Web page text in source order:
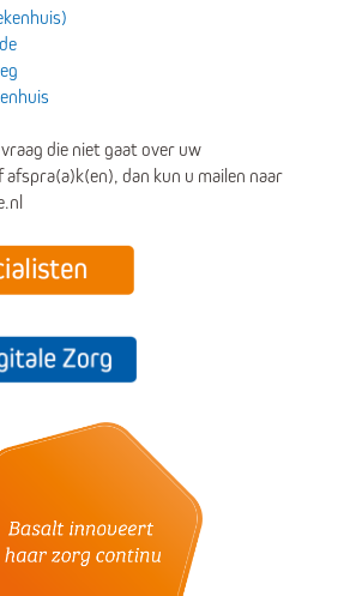
die niet gaat over uw
dan kun u mailen naar